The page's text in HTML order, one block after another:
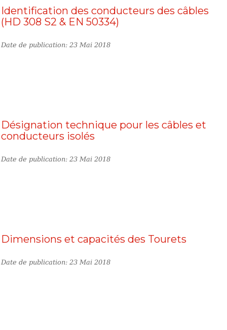
Identification des conducteurs des câbles
(HD 308 S2 & EN 50334)
Date de publication: 23 Mai 2018
Désignation technique pour les câbles et
conducteurs isolés
Date de publication: 23 Mai 2018
Dimensions et capacités des Tourets
Date de publication: 23 Mai 2018